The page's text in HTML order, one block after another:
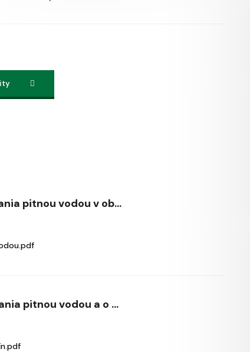
pitnou vodou v ob...
pitnou vodou a o ...